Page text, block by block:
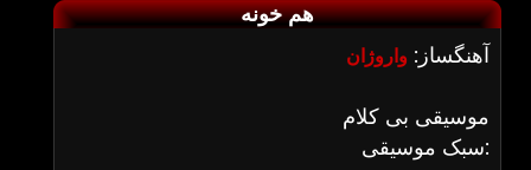
هم خونه
آهنگساز: واروژان
موسیقی بی کلام
سبک موسیقی: